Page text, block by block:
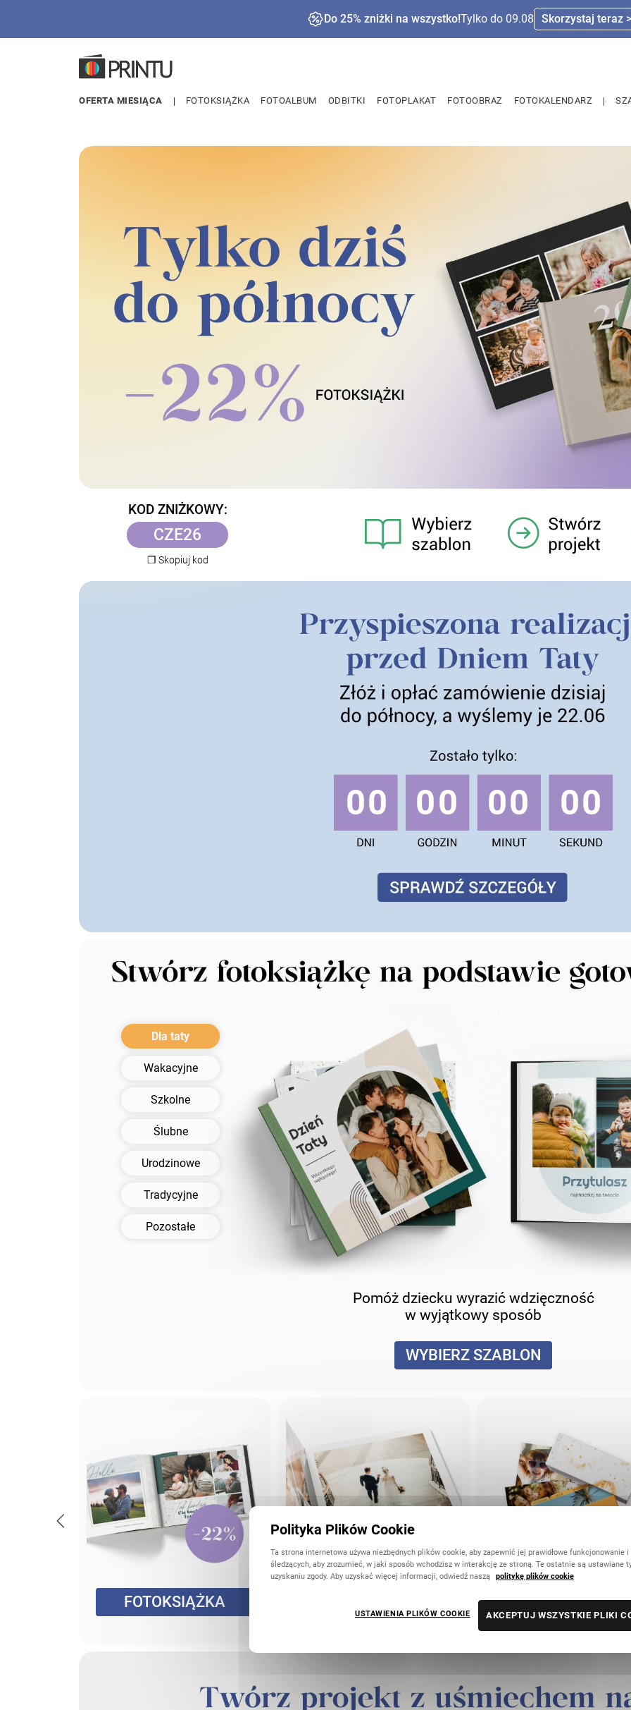
Do 25% zniżki na wszystko!Tylko do 09.08 Skorzystaj teraz >
OFERTA MIESIĄCA FOTOKSIĄŻKA FOTOALBUM ODBITKI FOTOPLAKAT FOTOOBRAZ FOTOKALENDARZ
KOD ZNIŻKOWY:
CZE26
❐ Skopiuj kod
00 00 00 00
Dla taty
Wakacyjne
Szkolne
Ślubne
Urodzinowe
Tradycyjne
Pozostałe
Pomóż dziecku wyrazić wdzięczność
w wyjątkowy sposób
WYBIERZ SZABLON
FOTOKSIĄŻKA ODBITKI ZDJĘĆ
Polityka Plików Cookie
Ta strona internetowa używa niezbędnych plików cookie, aby zapewnić jej prawidłowe funkcjonowanie
śledzących, aby zrozumieć, w jaki sposób wchodzisz w interakcję ze stroną. Te ostatnie są ustawiane
uzyskaniu zgody. Aby uzyskać więcej informacji, odwiedź naszą politykę plików cookie
USTAWIENIA PLIKÓW COOKIE AKCEPTUJ WSZYSTKIE PLIKI